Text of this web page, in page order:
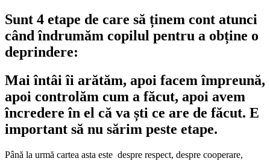
Sunt 4 etape de care să ținem cont atunci
când îndrumăm copilul pentru a obține o
deprindere:
Mai întâi îi arătăm, apoi facem împreună,
apoi controlăm cum a făcut, apoi avem
încredere în el că va ști ce are de făcut. E
important să nu sărim peste etape.
Până la urmă cartea asta este despre respect, despre cooperare,